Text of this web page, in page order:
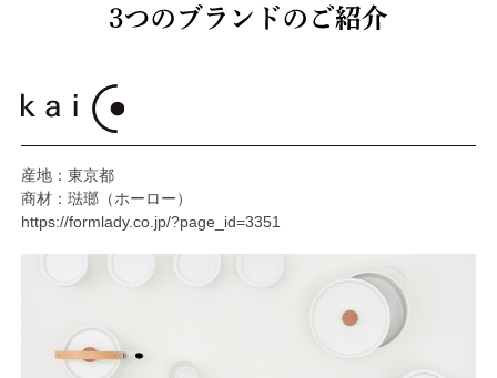
産地：東京都
商材：琺瑯（ホーロー）
https://formlady.co.jp/?page_id=3351